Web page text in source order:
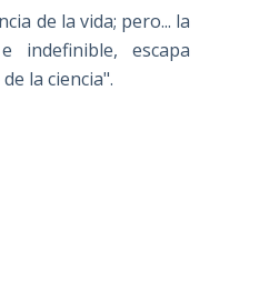
de la vida; pero... la
indefinible, escapa
la ciencia".